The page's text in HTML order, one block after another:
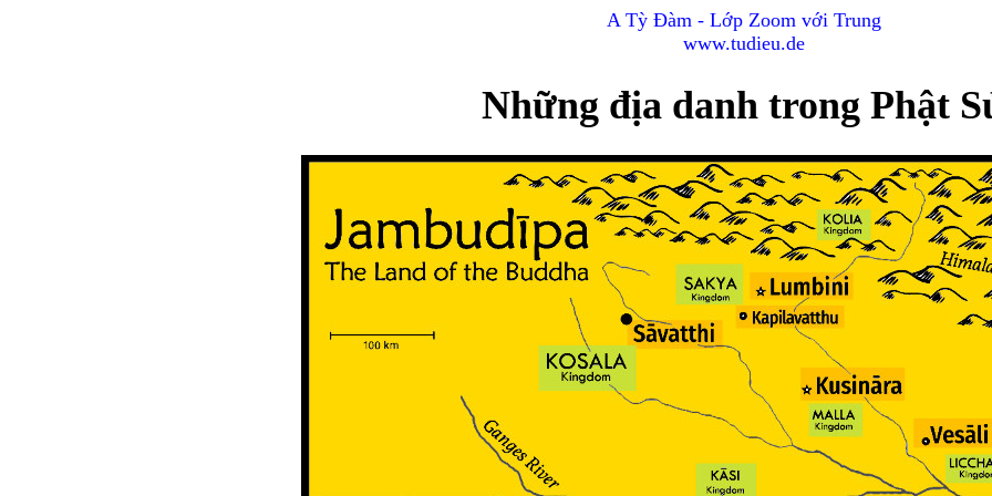
A Tỳ Đàm - Lớp Zoom với Trung
www.tudieu.de
Những địa danh trong Phật